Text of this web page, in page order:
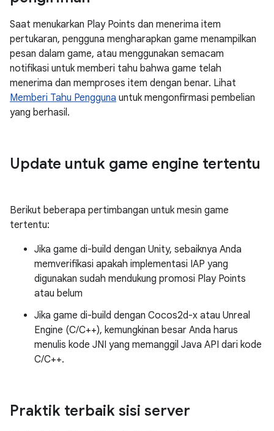
Saat menukarkan Play Points dan menerima item
pertukaran, pengguna mengharapkan game menampilkan
pesan dalam game, atau menggunakan semacam
notifikasi untuk memberi tahu bahwa game telah
menerima dan memproses item dengan benar. Lihat
Memberi Tahu Pengguna untuk mengonfirmasi pembelian
yang berhasil.
Update untuk game engine tertentu
Berikut beberapa pertimbangan untuk mesin game
tertentu:
Jika game di-build dengan Unity, sebaiknya Anda
memverifikasi apakah implementasi IAP yang
digunakan sudah mendukung promosi Play Points
atau belum
Jika game di-build dengan Cocos2d-x atau Unreal
Engine (C/C++), kemungkinan besar Anda harus
menulis kode JNI yang memanggil Java API dari kode
C/C++.
Praktik terbaik sisi server